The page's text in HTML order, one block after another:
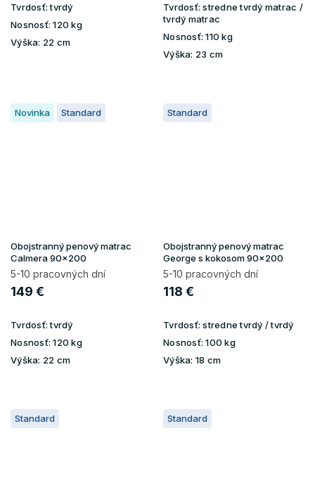
Tvrdosť:tvrdý
Nosnosť: 120 kg
Výška: 22 cm
Tvrdosť:stredne tvrdý matrac /
tvrdý matrac
Nosnosť: 110 kg
Výška: 23 cm
Novinka Standard
Obojstranný penový matrac
Calmera 90x200
5-10 pracovných dní
149 €
Tvrdosť:tvrdý
Nosnosť: 120 kg
Výška: 22 cm
Standard
Obojstranný penový matrac
George s kokosom 90x200
5-10 pracovných dní
118 €
Tvrdosť: stredne tvrdý / tvrdý
Nosnosť: 100 kg
Výška: 18 cm
Standard Standard